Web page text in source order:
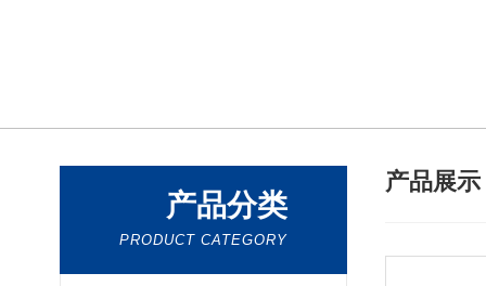
产品分类
PRODUCT CATEGORY
产品展示